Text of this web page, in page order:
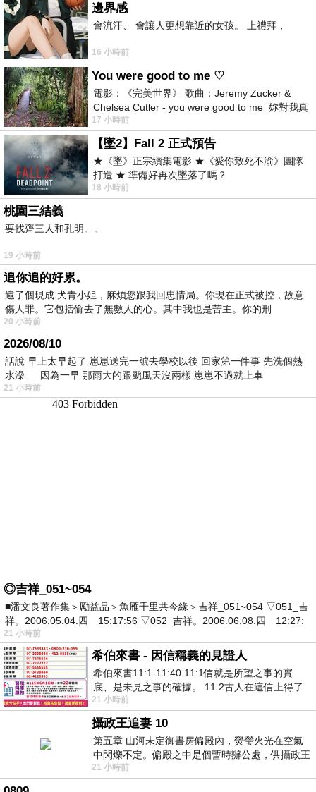
邊界感
會流汗、 會讓人更想靠近的女孩。 上禮拜，
16 小時前
You were good to me ♡
電影：《完美世界》 歌曲：Jeremy Zucker &
Chelsea Cutler - you were good to me 妳對我真
好 因
17 小時前
【墜2】Fall 2 正式預告
★《墜》正宗續集電影 ★《愛你致死不渝》團隊
打造 ★ 準備好再次墜落了嗎？
18 小時前
桃園三結義
要找齊三人和孔明。。
19 小時前
追你追的好累。
逮了個現成 犬青小姐，麻煩您跟我回忠情局。你現在正式被控，故意
傷人罪。它包括偷去了無數人的心。其中我也是苦主。你的刑
20 小時前
2026/08/10
話說 早上太早起了 崽崽送完一號去學校以後 回家第一件事 先洗個熱
水澡 因為一早 那雨大的跟颱風天沒兩樣 崽崽不過就上車
21 小時前
◎吉祥_051~054
■潘文良著作集＞勵益品＞魚雁千里共今緣＞吉祥_051~054 ▽051_吉
祥。2006.05.04.四 15:17:56 ▽052_吉祥。2006.06.08.四 12:27:
21 小時前
希伯來書 - 因信稱義的見證人
希伯來書11:1-11:40 11:1信就是所望之事的實
底、是未見之事的確據。 11:2古人在這信上得了
美好的證據。 11:3我們因着信、就知道
21 小時前
攝政王追妻 10
第五章 山河未定御書房偏殿內，熒瑩火光在空氣
中閃爍不定。偏殿之中是個暫時辦公處，供攝政王
於皇宮內廷裡處理公務已然很多年。房內
21 小時前